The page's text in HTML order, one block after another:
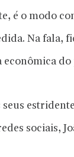
é o modo
Na fala,
econômica
sociais,